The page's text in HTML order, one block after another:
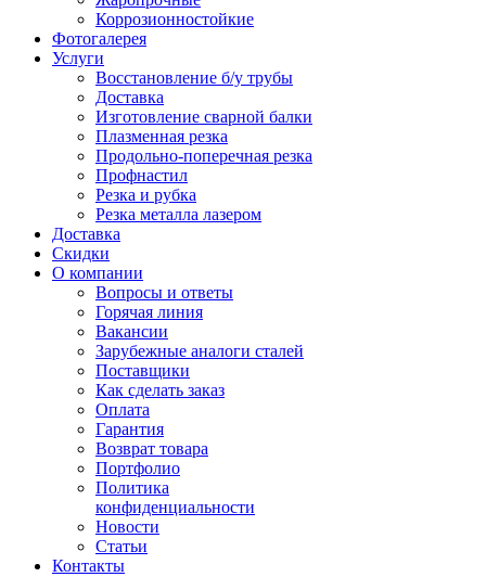
Коррозионностойкие
Фотогалерея
Услуги
Восстановление б/у трубы
Доставка
Изготовление сварной балки
Плазменная резка
Продольно-поперечная резка
Профнастил
Резка и рубка
Резка металла лазером
Доставка
Скидки
О компании
Вопросы и ответы
Горячая линия
Вакансии
Зарубежные аналоги сталей
Поставщики
Как сделать заказ
Оплата
Гарантия
Возврат товара
Портфолио
Политика
конфиденциальности
Новости
Статьи
Контакты